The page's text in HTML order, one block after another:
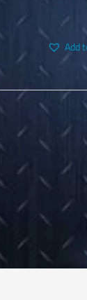
Add